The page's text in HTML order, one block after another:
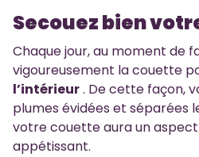
Secouez bien
Chaque jour, au moment de
vigoureusement la couette
l’intérieur. De cette façon,
plumes évidées et séparées
votre couette aura un aspect
appétissant.